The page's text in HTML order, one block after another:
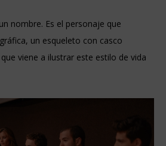
nombre. Es el personaje que
un esqueleto con casco
viene a ilustrar este estilo de vida